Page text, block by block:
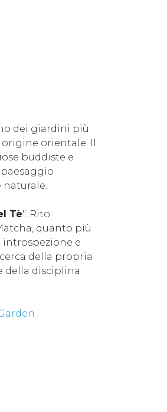
dei giardini più
orientale. Il
buddiste e
Tè". Rito
quanto più
e
della propria
della disciplina